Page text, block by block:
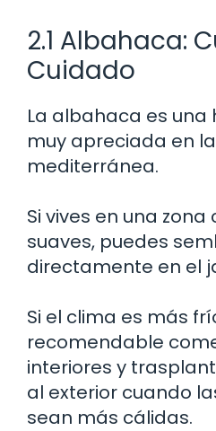
2.1 Albahaca:
Cuidado
La albahaca es
muy apreciada en
mediterránea.
Si vives en una zona
suaves, puedes
directamente en el
Si el clima es más
recomendable
interiores y
al exterior cuando
sean más cálidas.